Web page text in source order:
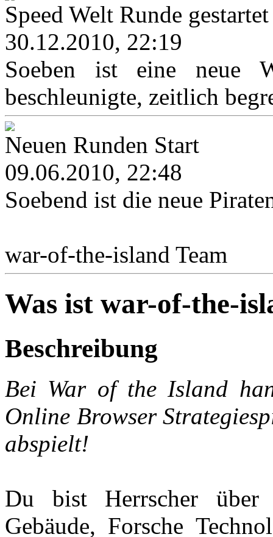
Speed Welt Runde gestartet
30.12.2010, 22:19
Soeben ist eine neue
beschleunigte, zeitlich
Neuen Runden Start
09.06.2010, 22:48
Soebend ist die neue
war-of-the-island Team
Was ist war-of-the-
Beschreibung
Bei War of the Island
Online Browser
abspielt!
Du bist Herrscher über
Gebäude, Forsche